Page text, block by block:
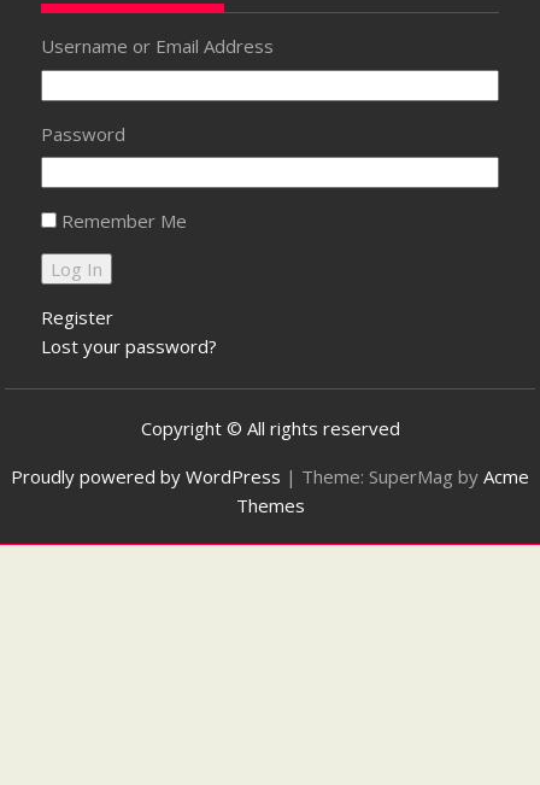
Username or Email Address
Password
Remember Me
Register
Lost your password?
Copyright © All rights reserved
Proudly powered by WordPress | Theme: SuperMag by Acme
Themes